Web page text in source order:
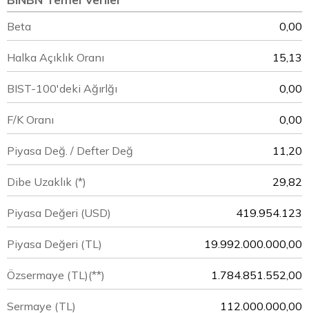
Beta 0,00
Halka Açıklık Oranı 15,13
BIST-100'deki Ağırlğı 0,00
F/K Oranı 0,00
Piyasa Değ. / Defter Değ 11,20
Dibe Uzaklık (*) 29,82
Piyasa Değeri (USD) 419.954.123
Piyasa Değeri (TL) 19.992.000.000,00
Özsermaye (TL)(**) 1.784.851.552,00
Sermaye (TL) 112.000.000,00